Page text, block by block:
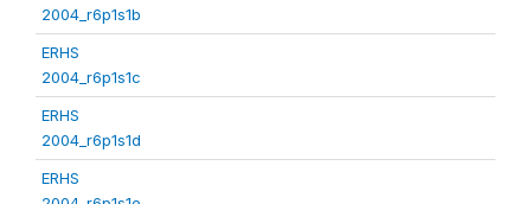
2004_r6p1s1b
ERHS
2004_r6p1s1c
ERHS
2004_r6p1s1d
ERHS